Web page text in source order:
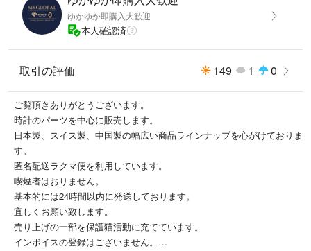
ゆかゆか即購入大歓迎
本人確認済
取引の評価 149 1 0
ご覧頂きありがとうございます。
時計のパーツを中心に販売します。
日本製、スイス製、中国製の幅広い商品ラインナップを心がけておりま
す。
匿名配送ラクマ便を利用しています。
喫煙者はおりません。
基本的には24時間以内に発送しております。
宜しくお願い致します。
売り上げの一部を保護猫活動に充てています。
インボイスの登録はございません。